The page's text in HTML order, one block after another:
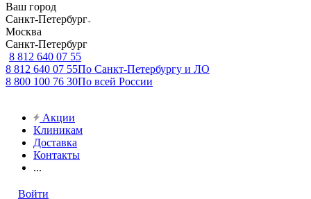
Ваш город
Санкт-Петербург
Москва
Санкт-Петербург
8 812 640 07 55
8 812 640 07 55По Санкт-Петербургу и ЛО
8 800 100 76 30По всей России
Акции
Клиникам
Доставка
Контакты
...
Войти